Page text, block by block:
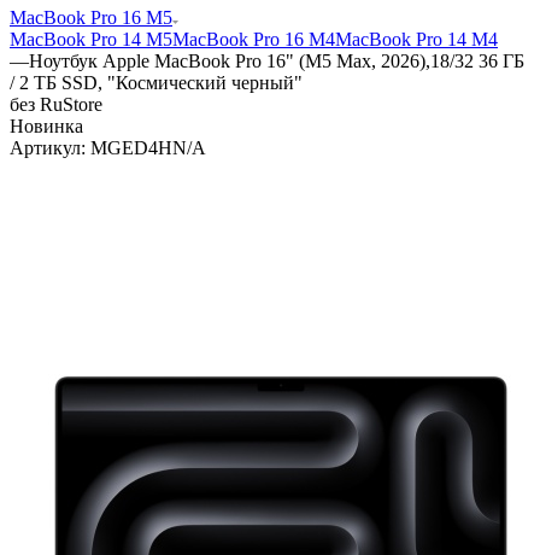
MacBook Pro 16 M5
MacBook Pro 14 M5MacBook Pro 16 M4MacBook Pro 14 M4
—Ноутбук Apple MacBook Pro 16" (M5 Max, 2026),18/32 36 ГБ
/ 2 ТБ SSD, "Космический черный"
без RuStore
Новинка
Артикул: MGED4HN/A